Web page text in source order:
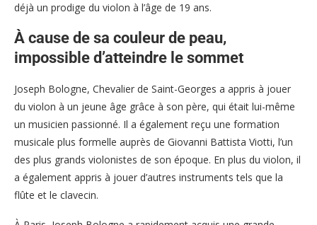
déjà un prodige du violon à l’âge de 19 ans.
À cause de sa couleur de peau,
impossible d’atteindre le sommet
Joseph Bologne, Chevalier de Saint-Georges a appris à jouer
du violon à un jeune âge grâce à son père, qui était lui-même
un musicien passionné. Il a également reçu une formation
musicale plus formelle auprès de Giovanni Battista Viotti, l’un
des plus grands violonistes de son époque. En plus du violon, il
a également appris à jouer d’autres instruments tels que la
flûte et le clavecin.